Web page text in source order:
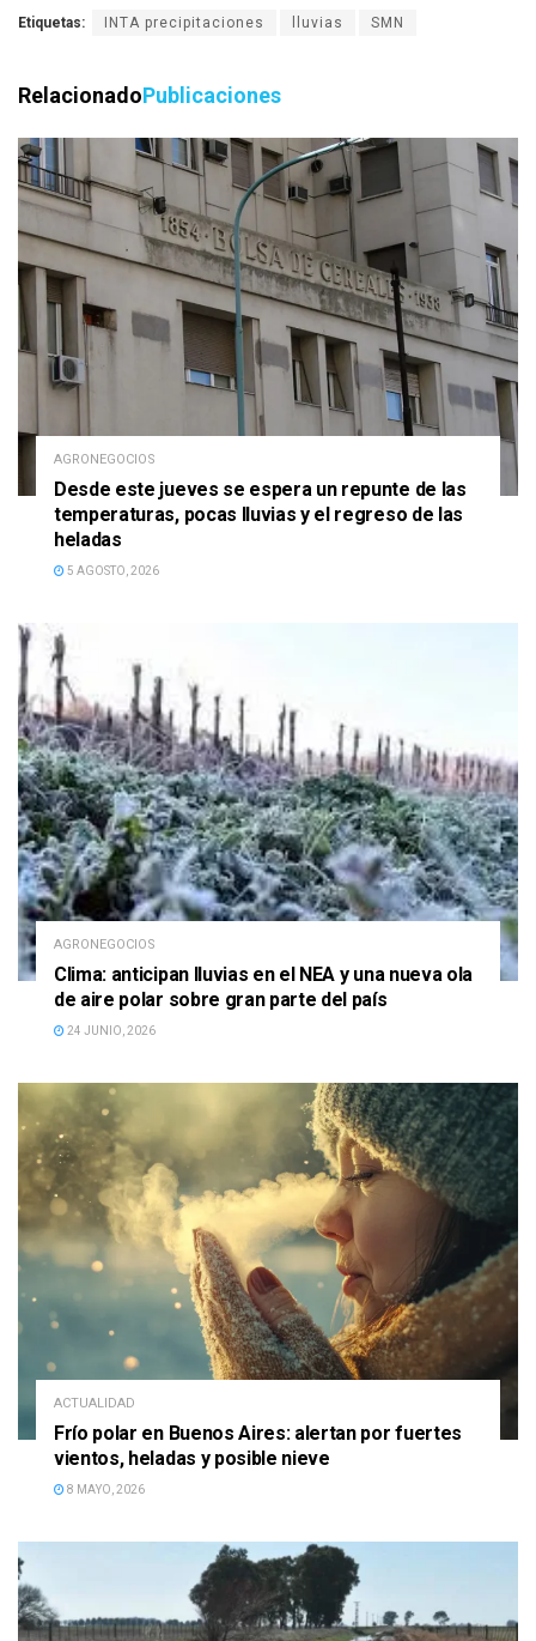
Etiquetas: INTA precipitaciones lluvias SMN
RelacionadoPublicaciones
AGRONEGOCIOS
Desde este jueves se espera un repunte de las
temperaturas, pocas lluvias y el regreso de las
heladas
5 AGOSTO, 2026
AGRONEGOCIOS
Clima: anticipan lluvias en el NEA y una nueva ola
de aire polar sobre gran parte del país
24 JUNIO, 2026
ACTUALIDAD
Frío polar en Buenos Aires: alertan por fuertes
vientos, heladas y posible nieve
8 MAYO, 2026